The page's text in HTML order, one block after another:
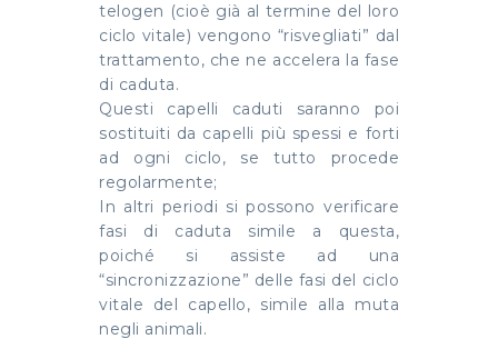
telogen (cioè già al termine del loro
ciclo vitale) vengono “risvegliati” dal
trattamento, che ne accelera la fase
di caduta.
Questi capelli caduti saranno poi
sostituiti da capelli più spessi e forti
ad ogni ciclo, se tutto procede
regolarmente;
In altri periodi si possono verificare
fasi di caduta simile a questa,
poiché si assiste ad una
“sincronizzazione” delle fasi del ciclo
vitale del capello, simile alla muta
negli animali.